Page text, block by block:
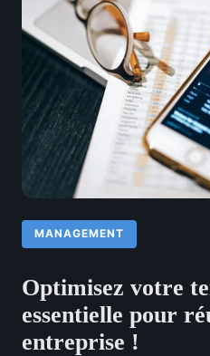
MANAGEMENT
Optimisez votre
essentielle pour
entreprise !